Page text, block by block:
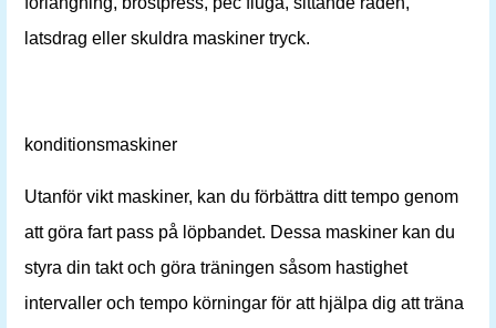
latsdrag eller skuldra maskiner tryck.
konditionsmaskiner
Utanför vikt maskiner, kan du förbättra ditt tempo genom
att göra fart pass på löpbandet. Dessa maskiner kan du
styra din takt och göra träningen såsom hastighet
intervaller och tempo körningar för att hjälpa dig att träna